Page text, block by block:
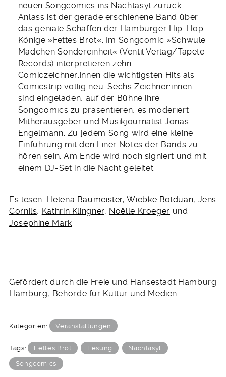
neuen Songcomics ins Nachtasyl zurück.
Anlass ist der gerade erschienene Band über
das geniale Schaffen der Hamburger Hip-Hop-
Könige »Fettes Brot«. Im Songcomic »Schwule
Mädchen Sondereinheit« (Ventil Verlag/Tapete
Records) interpretieren zehn
Comiczeichner:innen die wichtigsten Hits als
Comicstrip völlig neu. Sechs Zeichner:innen
sind eingeladen, auf der Bühne ihre
Songcomics zu präsentieren, es moderiert
Mitherausgeber und Musikjournalist Jonas
Engelmann. Zu jedem Song wird eine kleine
Einführung mit den Liner Notes der Bands zu
hören sein. Am Ende wird noch signiert und mit
einem DJ-Set in die Nacht geleitet.
Es lesen: Helena Baumeister,Wiebke Bolduan, Jens
Cornils, Kathrin Klingner, Noëlle Kroeger und
Josephine Mark
Gefördert durch die Freie und Hansestadt Hamburg
Hamburg, Behörde für Kultur und Medien.
Kategorien: Veranstaltungen
Tags: Fettes Brot Lesung Nachtasyl
Songcomics